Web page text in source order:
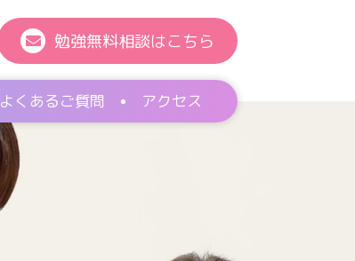
よくあるご質問 アクセス
勉強無料相談はこちら